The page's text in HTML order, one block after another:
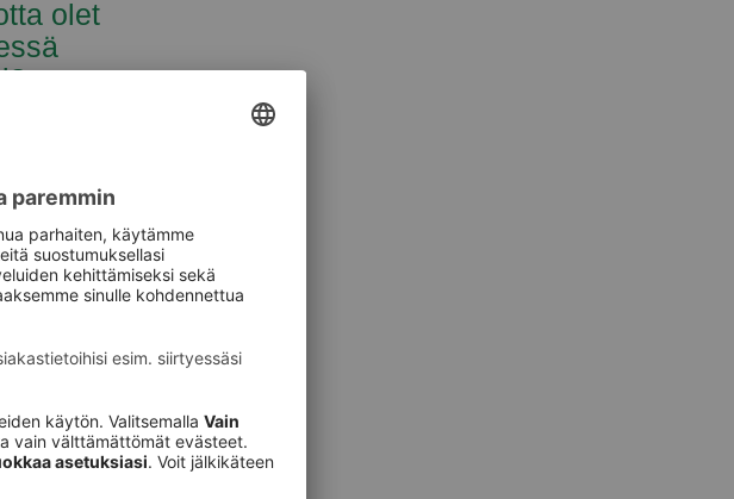
olet
olisit voinut
perustuu
Tuloksessa